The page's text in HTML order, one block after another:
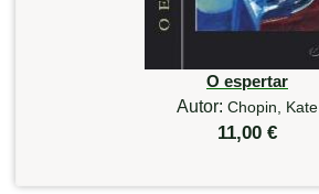
O espertar
Autor: Chopin, Kate
11,00 €